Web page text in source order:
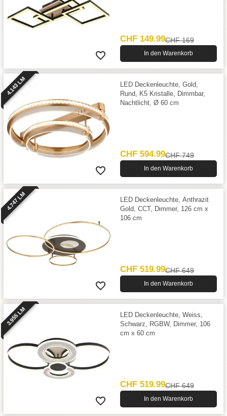
CHF 149.99CHF 169
In den Warenkorb
4.143 LM
LED Deckenleuchte, Gold,
Rund, K5 Kristalle, Dimmbar,
Nachtlicht, Ø 60 cm
CHF 594.99CHF 749
In den Warenkorb
4.747 LM
LED Deckenleuchte, Anthrazit
Gold, CCT, Dimmer, 126 cm x
106 cm
CHF 519.99CHF 649
In den Warenkorb
3.955 LM
LED Deckenleuchte, Weiss,
Schwarz, RGBW, Dimmer, 106
cm x 60 cm
CHF 519.99CHF 649
In den Warenkorb